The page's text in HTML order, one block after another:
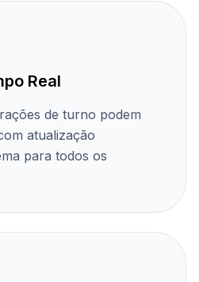
Real
de turno podem
atualização
para todos os